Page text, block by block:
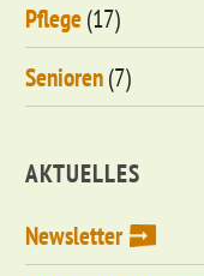
Pflege(17)
Senioren(7)
AKTUELLES
Newsletter